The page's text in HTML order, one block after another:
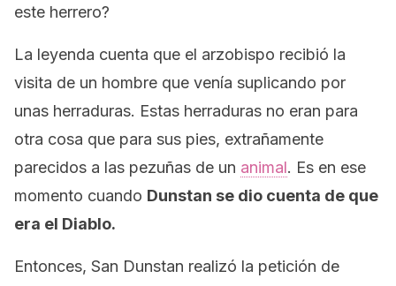
este herrero?
La leyenda cuenta que el arzobispo recibió la
visita de un hombre que venía suplicando por
unas herraduras. Estas herraduras no eran para
otra cosa que para sus pies, extrañamente
parecidos a las pezuñas de un animal. Es en ese
momento cuando Dunstan se dio cuenta de que
era el Diablo.
Entonces, San Dunstan realizó la petición de